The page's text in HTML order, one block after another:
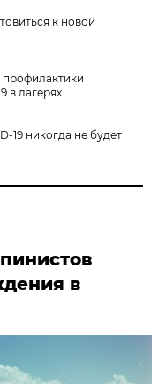
к новой
в лагерях
19 никогда не будет
в